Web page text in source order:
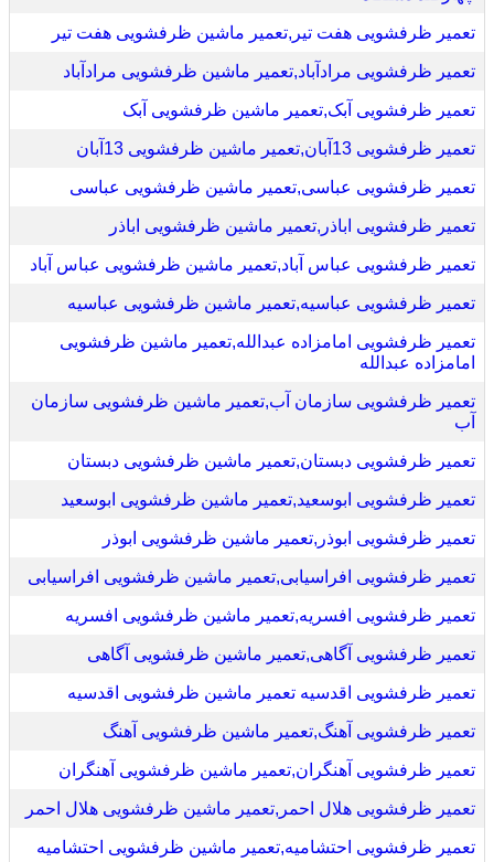
تعمیر ظرفشویی هفت تیر,تعمیر ماشین ظرفشویی هفت تیر
تعمیر ظرفشویی مرادآباد,تعمیر ماشین ظرفشویی مرادآباد
تعمیر ظرفشویی آبک,تعمیر ماشین ظرفشویی آبک
تعمیر ظرفشویی 13آبان,تعمیر ماشین ظرفشویی 13آبان
تعمیر ظرفشویی عباسی,تعمیر ماشین ظرفشویی عباسی
تعمیر ظرفشویی اباذر,تعمیر ماشین ظرفشویی اباذر
تعمیر ظرفشویی عباس آباد,تعمیر ماشین ظرفشویی عباس آباد
تعمیر ظرفشویی عباسیه,تعمیر ماشین ظرفشویی عباسیه
تعمیر ظرفشویی امامزاده عبدالله,تعمیر ماشین ظرفشویی
امامزاده عبدالله
تعمیر ظرفشویی سازمان آب,تعمیر ماشین ظرفشویی سازمان
آب
تعمیر ظرفشویی دبستان,تعمیر ماشین ظرفشویی دبستان
تعمیر ظرفشویی ابوسعید,تعمیر ماشین ظرفشویی ابوسعید
تعمیر ظرفشویی ابوذر,تعمیر ماشین ظرفشویی ابوذر
تعمیر ظرفشویی افراسیابی,تعمیر ماشین ظرفشویی افراسیابی
تعمیر ظرفشویی افسریه,تعمیر ماشین ظرفشویی افسریه
تعمیر ظرفشویی آگاهی,تعمیر ماشین ظرفشویی آگاهی
تعمیر ظرفشویی اقدسیه تعمیر ماشین ظرفشویی اقدسیه
تعمیر ظرفشویی آهنگ,تعمیر ماشین ظرفشویی آهنگ
تعمیر ظرفشویی آهنگران,تعمیر ماشین ظرفشویی آهنگران
تعمیر ظرفشویی هلال احمر,تعمیر ماشین ظرفشویی هلال احمر
تعمیر ظرفشویی احتشامیه,تعمیر ماشین ظرفشویی احتشامیه